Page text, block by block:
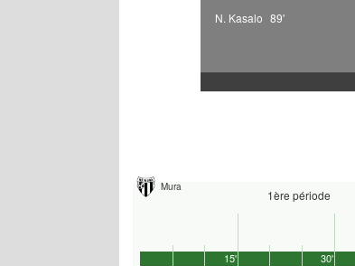
N. Kasalo 89'
Mura
1ère période
15' 30'